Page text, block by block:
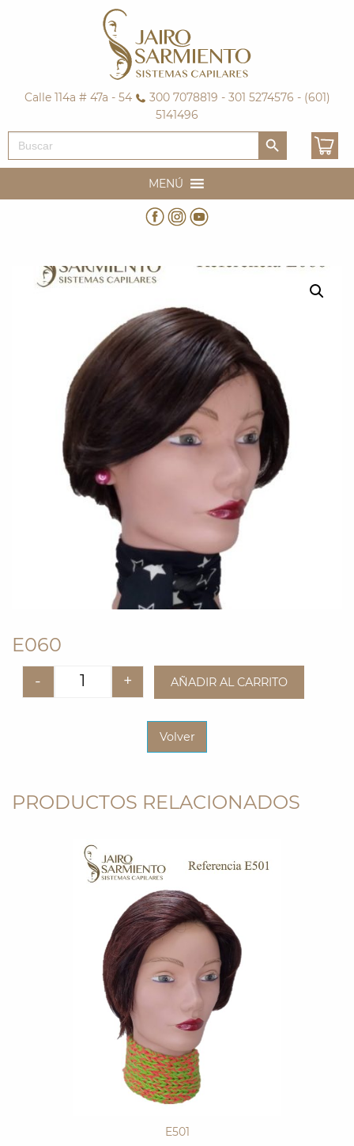
Calle 114a # 47a - 54
300 7078819 - 301 5274576 - (601)
5141496
Buscar:
Botón de búsqueda
MENÚ
E060
Quantity
- + AÑADIR AL CARRITO
Volver
PRODUCTOS RELACIONADOS
E501